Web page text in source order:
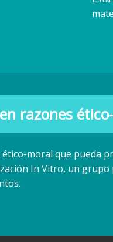
razones
moral que pueda
In Vitro, un